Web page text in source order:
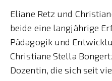
Eliane Retz und
beide eine langjährige
Pädagogik und
Christiane Stella
Dozentin, die sich seit